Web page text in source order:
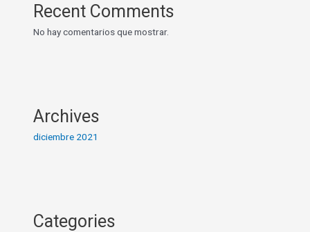
Recent Comments
No hay comentarios que mostrar.
Archives
diciembre 2021
Categories